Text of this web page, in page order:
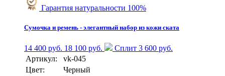
Гарантия натуральности 100%
Сумочка и ремень - элегантный набор из кожи ската
14 400 руб. 18 100 руб.
Сплит 3 600 руб.
Артикул:
vk-045
Цвет:
Черный